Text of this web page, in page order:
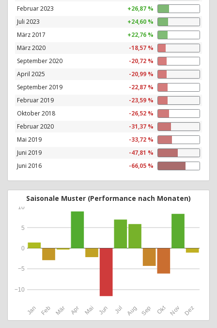
Februar 2023
+26,87 %
Juli 2023
+24,60 %
März 2017
+22,76 %
März 2020
-18,57 %
September 2020
-20,72 %
April 2025
-20,99 %
September 2019
-22,87 %
Februar 2019
-23,59 %
Oktober 2018
-26,52 %
Februar 2020
-31,37 %
Mai 2019
-33,72 %
Juni 2019
-47,81 %
Juni 2016
-66,05 %
Saisonale Muster (Performance nach Monaten)
Jan Feb Mär Apr Mai Jun Jul Aug Sep Okt Nov Dez
−10
−5
0
5
10